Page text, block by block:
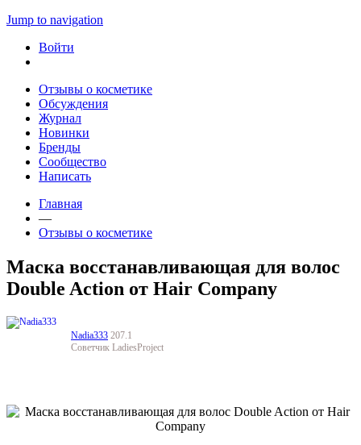
Jump to navigation
Войти
Отзывы о косметике
Обсуждения
Журнал
Новинки
Бренды
Сообщество
Написать
Главная
—
Отзывы о косметике
Маска восстанавливающая для волос
Double Action от Hair Company
Nadia333 207.1
Советчик LadiesProject